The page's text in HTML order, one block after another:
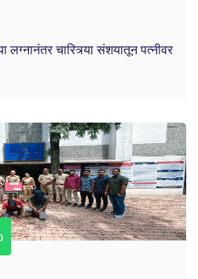
लग्नानंतर चारित्र्या संशयातून पत्नीवर